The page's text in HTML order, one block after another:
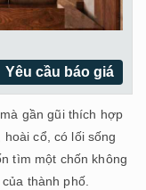
Yêu cầu báo giá
gần gũi thích hợp
cổ, có lối sống
tìm một chốn không
thành phố.